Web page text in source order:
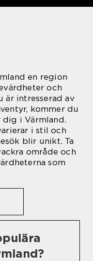
en region
och
är intresserad av
kommer du
i Värmland.
i stil och
blir unikt. Ta
område och
som